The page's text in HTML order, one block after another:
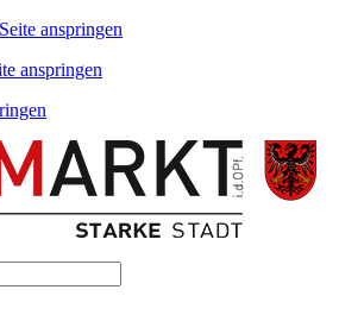
anspringen
anspringen